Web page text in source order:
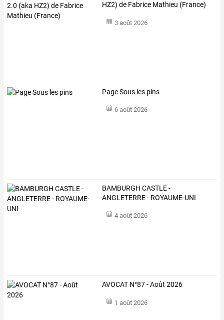
HZ2) de Fabrice Mathieu (France)
3 août 2026
Page Sous les pins
6 août 2026
BAMBURGH CASTLE -
ANGLETERRE - ROYAUME-UNI
4 août 2026
AVOCAT N°87 - Août 2026
1 août 2026